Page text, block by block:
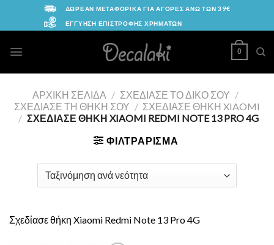
ΔΩΡΕΑΝ ΜΕΤΑΦΟΡΙΚΑ ΓΙΑ ΑΓΟΡΕΣ ΑΝΩ ΤΩΝ 39€
ΕΓΓΥΗΣΗ ΕΠΙΣΤΡΟΦΗΣ ΧΡΗΜΑΤΩΝ
0
ΑΡΧΙΚΉ ΣΕΛΊΔΑ / ΣΧΕΔΊΑΣΕ ΤΟ ΔΙΚΌ ΣΟΥ /
ΣΧΕΔΊΑΣΕ ΤΗ ΘΉΚΗ ΣΟΥ / ΣΧΕΔΊΑΣΕ ΘΉΚΗ XIAOMI
/ ΣΧΕΔΊΑΣΕ ΘΉΚΗ XIAOMI REDMI NOTE 13 PRO 4G
ΦΙΛΤΡΆΡΙΣΜΑ
Σχεδίασε θήκη Xiaomi Redmi Note 13 Pro 4G